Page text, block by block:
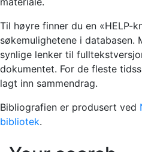
Til høyre finner du en «HELP-
søkemulighetene i databasen.
synlige lenker til
dokumentet. For de fleste
lagt inn sammendrag.
Bibliografien er produsert ved
bibliotek.